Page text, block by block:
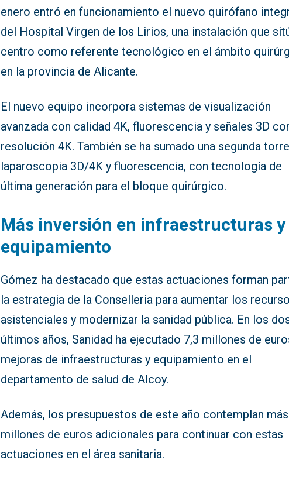
enero entró en funcionamiento el nuevo quirófano
del Hospital Virgen de los Lirios, una instalación que
centro como referente tecnológico en el ámbito
en la provincia de Alicante.
El nuevo equipo incorpora sistemas de visualización
avanzada con calidad 4K, fluorescencia y señales 3D
resolución 4K. También se ha sumado una segunda
laparoscopia 3D/4K y fluorescencia, con tecnología de
última generación para el bloque quirúrgico.
Más inversión en infraestructuras y
equipamiento
Gómez ha destacado que estas actuaciones forman
la estrategia de la Conselleria para aumentar los
asistenciales y modernizar la sanidad pública. En los
últimos años, Sanidad ha ejecutado 7,3 millones de
mejoras de infraestructuras y equipamiento en el
departamento de salud de Alcoy.
Además, los presupuestos de este año contemplan
millones de euros adicionales para continuar con estas
actuaciones en el área sanitaria.